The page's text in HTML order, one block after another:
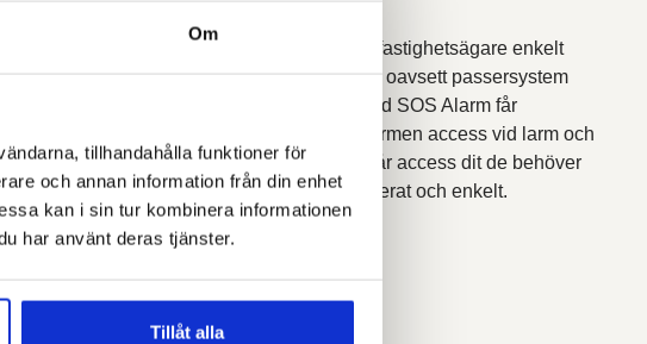
Om
tillhandahålla funktioner för
och annan information från din enhet
kan i sin tur kombinera informationen
har använt deras tjänster.
Tillåt alla
Amidos digitala plattform låter fastighetsägare enkelt
dela access till låsta utrymmen oavsett passersystem
eller paketbox. I samarbete med SOS Alarm får
räddningsfordon genom plattformen access vid larm och
allt från logistik, till städbolag får access dit de behöver
när de behöver det - automatiserat och enkelt.